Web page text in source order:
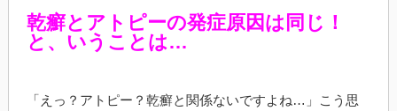
乾癬とアトピーの発症原因は同じ！
と、いうことは…
「えっ？アトピー？乾癬と関係ないですよね…」こう思